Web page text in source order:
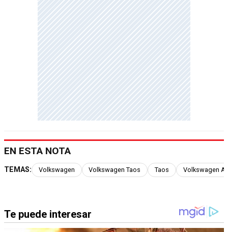
EN ESTA NOTA
TEMAS: Volkswagen Volkswagen Taos Taos Volkswagen